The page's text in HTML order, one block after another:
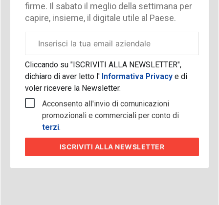
firme. Il sabato il meglio della settimana per
capire, insieme, il digitale utile al Paese.
aziendale
Cliccando su "ISCRIVITI ALLA NEWSLETTER",
dichiaro di aver letto l'Informativa Privacy e di
voler ricevere la Newsletter.
Acconsento all'invio di comunicazioni
promozionali e commerciali per conto di
terzi.
ISCRIVITI ALLA NEWSLETTER